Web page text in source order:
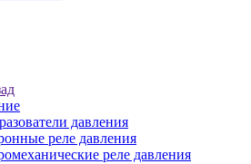
давления
реле давления
реле давления